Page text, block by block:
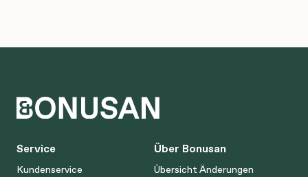
Service
Kundenservice
Über Bonusan
Übersicht Änderungen